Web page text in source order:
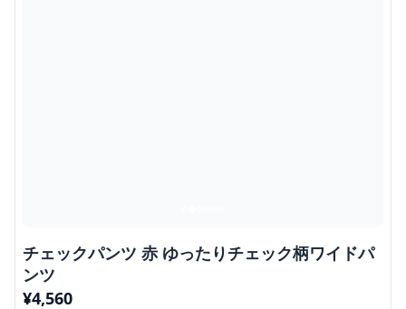
チェックパンツ 赤 ゆったりチェック柄ワイドパ
ンツ
¥4,560